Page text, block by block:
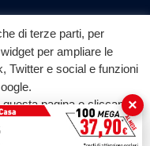
▶
YouTube
di terze parti, per
per ampliare le
Twitter e social e funzioni
pagina o cliccando
all'uso dei cookie.
×